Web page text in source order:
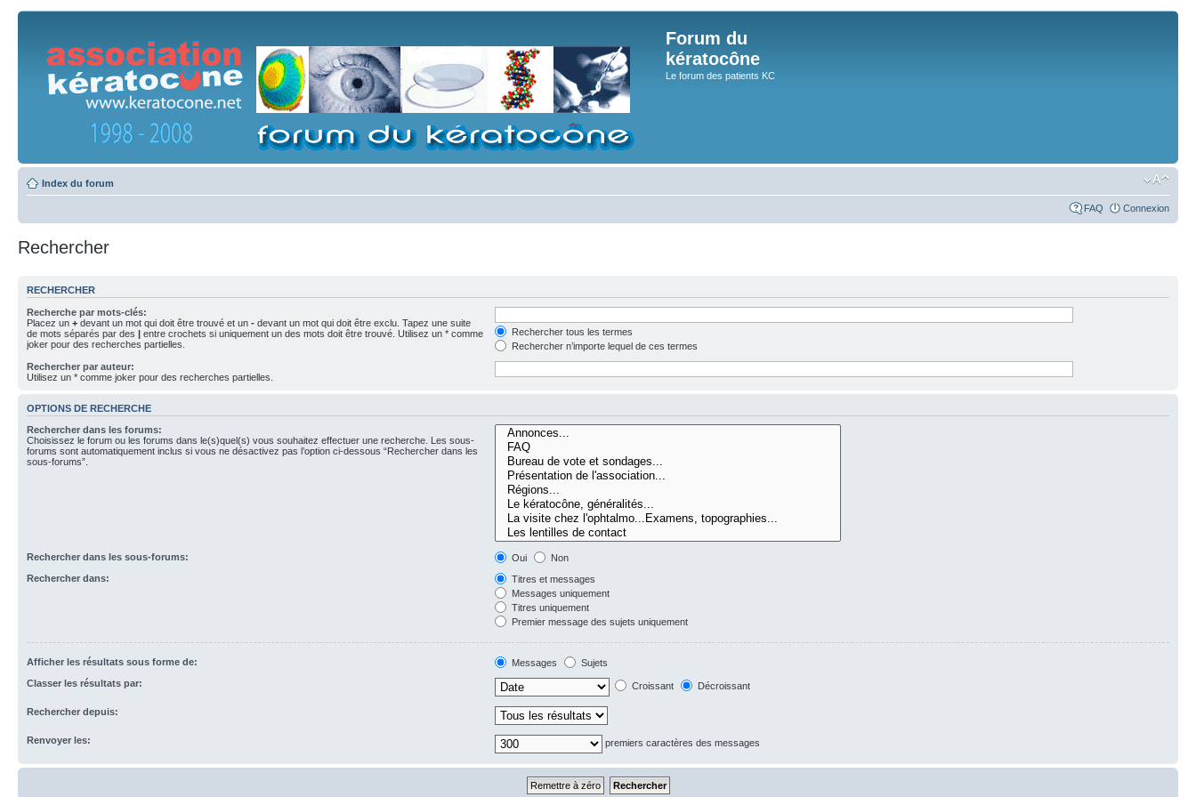
Forum du
kératocône
Le forum des patients KC
Index du forum
FAQ Connexion
Rechercher
RECHERCHER
Recherche par mots-clés:
Placez un + devant un mot qui doit être trouvé et un - devant un mot qui doit être exclu. Tapez une suite
de mots séparés par des | entre crochets si uniquement un des mots doit être trouvé. Utilisez un * comme
joker pour des recherches partielles.
Rechercher tous les termes
Rechercher n’importe lequel de ces termes
Rechercher par auteur:
Utilisez un * comme joker pour des recherches partielles.
OPTIONS DE RECHERCHE
Rechercher dans les forums:
Choisissez le forum ou les forums dans le(s)quel(s) vous souhaitez effectuer une recherche. Les sous-
forums sont automatiquement inclus si vous ne désactivez pas l’option ci-dessous “Rechercher dans les
sous-forums”.
Rechercher dans les sous-forums: Oui
Non
Rechercher dans:
Titres et messages
Messages uniquement
Titres uniquement
Premier message des sujets uniquement
Afficher les résultats sous forme de: Messages
Sujets
Classer les résultats par:
Croissant Décroissant
Rechercher depuis:
Renvoyer les: premiers caractères des messages